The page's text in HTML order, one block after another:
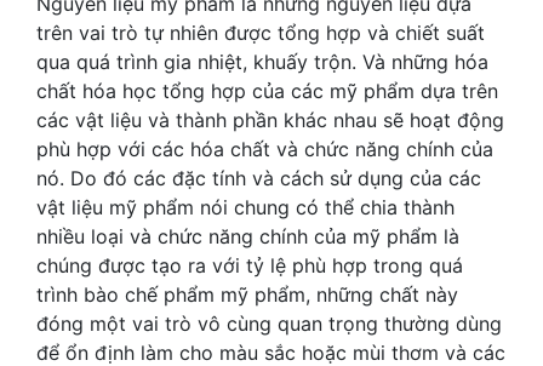
trên vai trò tự nhiên được tổng hợp và chiết suất
qua quá trình gia nhiệt, khuấy trộn. Và những hóa
chất hóa học tổng hợp của các mỹ phẩm dựa trên
các vật liệu và thành phần khác nhau sẽ hoạt động
phù hợp với các hóa chất và chức năng chính của
nó. Do đó các đặc tính và cách sử dụng của các
vật liệu mỹ phẩm nói chung có thể chia thành
nhiều loại và chức năng chính của mỹ phẩm là
chúng được tạo ra với tỷ lệ phù hợp trong quá
trình bào chế phẩm mỹ phẩm, những chất này
đóng một vai trò vô cùng quan trọng thường dùng
để ổn định làm cho màu sắc hoặc mùi thơm và các